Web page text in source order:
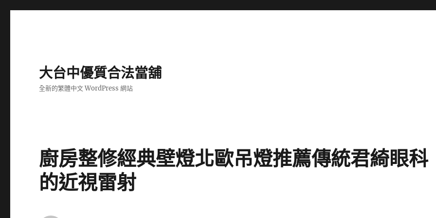
大台中優質合法當舖
全新的繁體中文 WordPress 網站
廚房整修經典壁燈北歐吊燈推薦傳統君綺眼科
的近視雷射